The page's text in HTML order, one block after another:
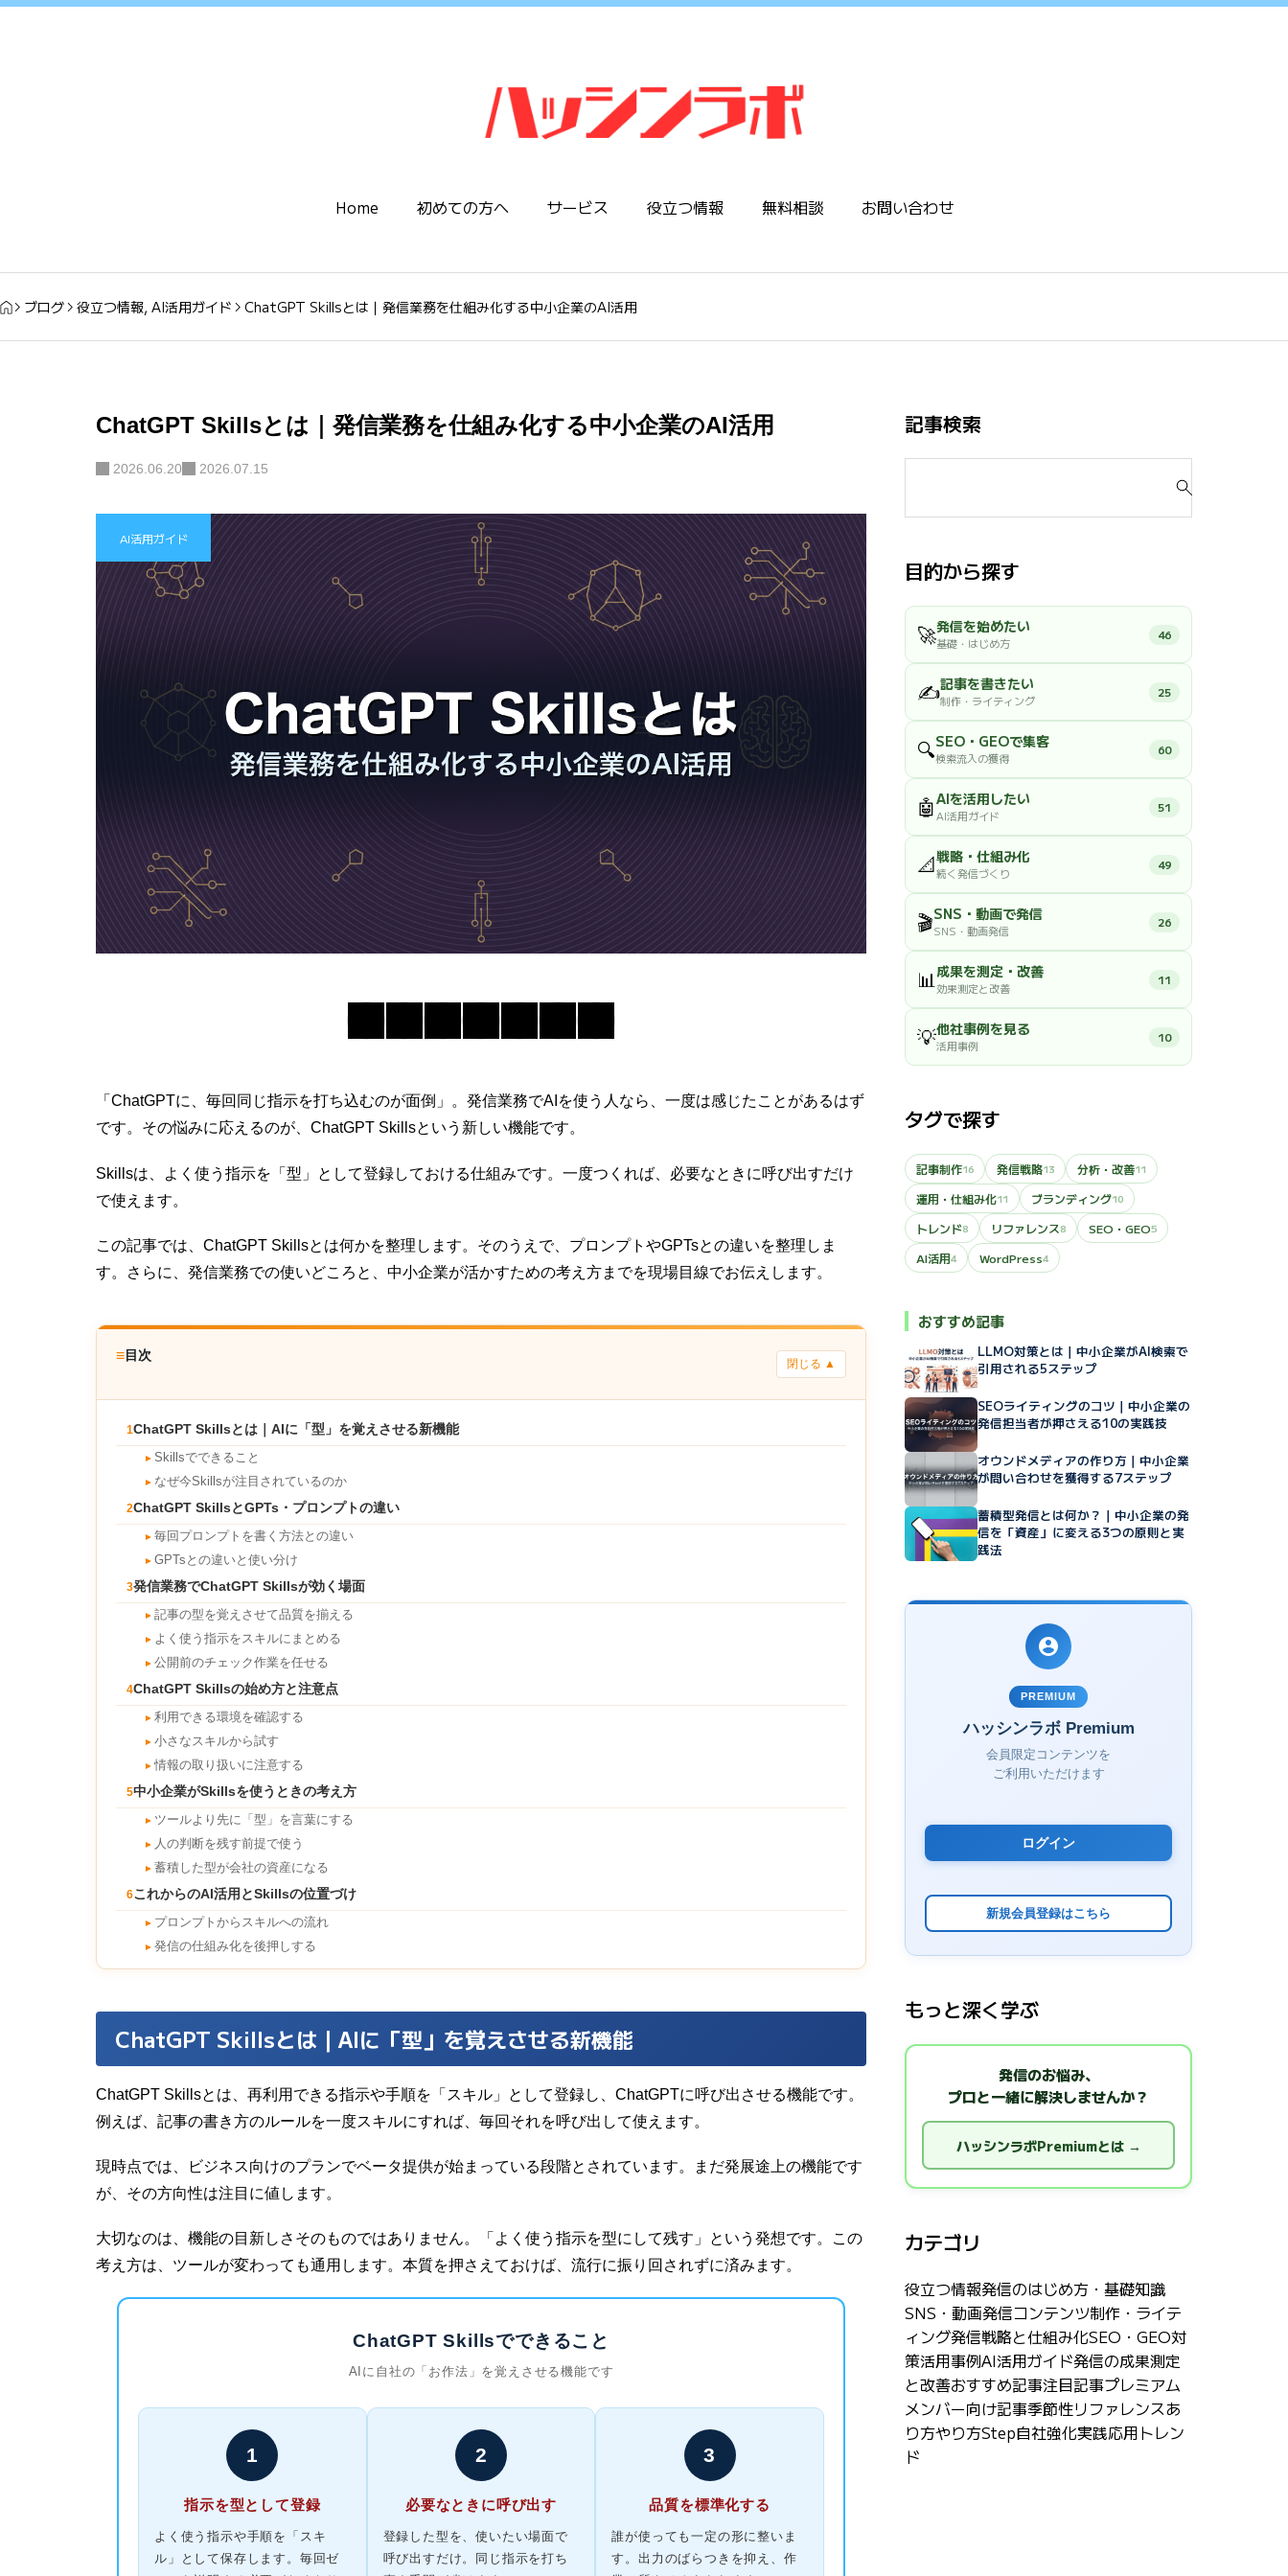
Home 初めての方へ サービス 役立つ情報 無料相談 お問い合わせ
ブログ 役立つ情報, AI活用ガイド ChatGPT Skillsとは｜発信業務を仕組み化する中小企業のAI活用
ChatGPT Skillsとは｜発信業務を仕組み化する中小企業のAI活用
2026.06.20 2026.07.15
AI活用ガイド
「ChatGPTに、毎回同じ指示を打ち込むのが面倒」。発信業務でAIを使う人なら、一度は感じたことがあるはず
です。その悩みに応えるのが、ChatGPT Skillsという新しい機能です。
Skillsは、よく使う指示を「型」として登録しておける仕組みです。一度つくれば、必要なときに呼び出すだけ
で使えます。
この記事では、ChatGPT Skillsとは何かを整理します。そのうえで、プロンプトやGPTsとの違いを整理しま
す。さらに、発信業務での使いどころと、中小企業が活かすための考え方までを現場目線でお伝えします。
≡目次
閉じる ▲
1ChatGPT Skillsとは｜AIに「型」を覚えさせる新機能
► Skillsでできること
► なぜ今Skillsが注目されているのか
2ChatGPT SkillsとGPTs・プロンプトの違い
► 毎回プロンプトを書く方法との違い
► GPTsとの違いと使い分け
3発信業務でChatGPT Skillsが効く場面
► 記事の型を覚えさせて品質を揃える
► よく使う指示をスキルにまとめる
► 公開前のチェック作業を任せる
4ChatGPT Skillsの始め方と注意点
► 利用できる環境を確認する
► 小さなスキルから試す
► 情報の取り扱いに注意する
5中小企業がSkillsを使うときの考え方
► ツールより先に「型」を言葉にする
► 人の判断を残す前提で使う
► 蓄積した型が会社の資産になる
6これからのAI活用とSkillsの位置づけ
► プロンプトからスキルへの流れ
► 発信の仕組み化を後押しする
ChatGPT Skillsとは｜AIに「型」を覚えさせる新機能
ChatGPT Skillsとは、再利用できる指示や手順を「スキル」として登録し、ChatGPTに呼び出させる機能です。
例えば、記事の書き方のルールを一度スキルにすれば、毎回それを呼び出して使えます。
現時点では、 ビジネス向けのプランでベータ提供が始まっている段階とされています。まだ発展途上の機能です
が、その方向性は注目に値します。
大切なのは、機能の目新しさそのものではありません。「よく使う指示を型にして残す」という発想です。この
考え方は、ツールが変わっても通用します。本質を押さえておけば、流行に振り回されずに済みます。
ChatGPT Skillsでできること
AIに自社の「お作法」を覚えさせる機能です
1
指示を型として登録
よく使う指示や手順を「スキ
ル」として保存します。毎回ゼ
2
必要なときに呼び出す
登録した型を、使いたい場面で
呼び出すだけ。同じ指示を打ち
3
品質を標準化する
誰が使っても一定の形に整いま
す。出力のばらつきを抑え、作
記事検索
対
:目的から探す
🚀発信を始めたい
基礎・はじめ方
46
✍️記事を書きたい
制作・ライティング
25
🔍SEO・GEOで集客
検索流入の獲得
60
🤖AIを活用したい
AI活用ガイド
51
📐戦略・仕組み化
続く発信づくり
49
🎬SNS・動画で発信
SNS・動画発信
26
📊成果を測定・改善
効果測定と改善
11
💡他社事例を見る
活用事例
10
タグで探す
記事制作16 発信戦略13 分析・改善11
運用・仕組み化11 ブランディング10
トレンド8 リファレンス8 SEO・GEO5
AI活用4 WordPress4
おすすめ記事
LLMO対策とは｜中小企業がAI検索で
引用される5ステップ
SEOライティングのコツ｜中小企業の
発信担当者が押さえる10の実践技
オウンドメディアの作り方｜中小企業
が問い合わせを獲得する7ステップ
蓄積型発信とは何か？｜中小企業の発
信を「資産」に変える3つの原則と実
践法
PREMIUM
ハッシンラボ Premium
会員限定コンテンツを
ご利用いただけます
ログイン
新規会員登録はこちら
もっと深く学ぶ
発信のお悩み、
プロと一緒に解決しませんか？
ハッシンラボPremiumとは →
カテゴリ
役立つ情報発信のはじめ方・基礎知識
SNS・動画発信コンテンツ制作・ライテ
ィング発信戦略と仕組み化SEO・GEO対
策活用事例AI活用ガイド発信の成果測定
と改善おすすめ記事注目記事プレミアム
メンバー向け記事季節性リファレンスあ
り方やり方Step自社強化実践応用トレン
ド